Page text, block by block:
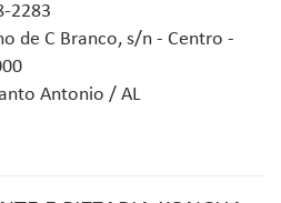
2283
de C Branco, s/n - Centro -
Antonio / AL